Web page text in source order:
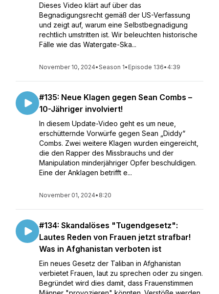
Dieses Video klärt auf über das
Begnadigungsrecht gemäß der US-Verfassung
und zeigt auf, warum eine Selbstbegnadigung
rechtlich umstritten ist. Wir beleuchten historische
Fälle wie das Watergate-Ska...
November 10, 2024•Season 1• Episode 136• 4:39
#135: Neue Klagen gegen Sean Combs –
10-Jähriger involviert!
In diesem Update-Video geht es um neue,
erschütternde Vorwürfe gegen Sean „Diddy“
Combs. Zwei weitere Klagen wurden eingereicht,
die den Rapper des Missbrauchs und der
Manipulation minderjähriger Opfer beschuldigen.
Eine der Anklagen betrifft e...
November 01, 2024• 8:20
#134: Skandalöses "Tugendgesetz":
Lautes Reden von Frauen jetzt strafbar!
Was in Afghanistan verboten ist
Ein neues Gesetz der Taliban in Afghanistan
verbietet Frauen, laut zu sprechen oder zu singen.
Begründet wird dies damit, dass Frauenstimmen